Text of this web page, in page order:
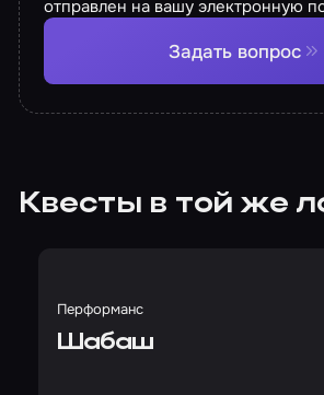
отправлен на вашу электронную
Задать вопрос
Квесты в той же
Перформанс
Шабаш